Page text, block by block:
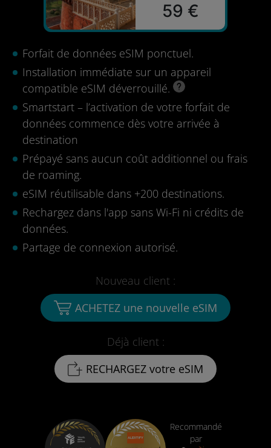
59 €
Forfait de données eSIM ponctuel.
Installation immédiate sur un appareil
compatible eSIM déverrouillé.
Smartstart – l’activation de votre forfait de
données commence dès votre arrivée à
destination
Prépayé sans aucun coût additionnel ou frais
de roaming.
eSIM réutilisable dans +200 destinations.
Rechargez dans l'app sans Wi-Fi ni crédits de
données.
Partage de connexion autorisé.
Déjà client :
RECHARGEZ votre eSIM
Nouveau client :
ACHETEZ une nouvelle eSIM
Recommandé
par